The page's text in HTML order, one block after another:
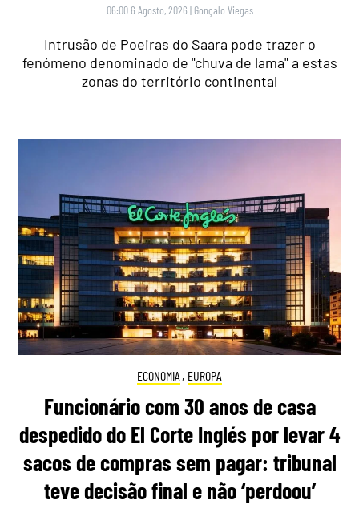
06:00 6 Agosto, 2026 | Gonçalo Viegas
Intrusão de Poeiras do Saara pode trazer o
fenómeno denominado de "chuva de lama" a estas
zonas do território continental
ECONOMIA , EUROPA
Funcionário com 30 anos de casa
despedido do El Corte Inglés por levar 4
sacos de compras sem pagar: tribunal
teve decisão final e não ‘perdoou’